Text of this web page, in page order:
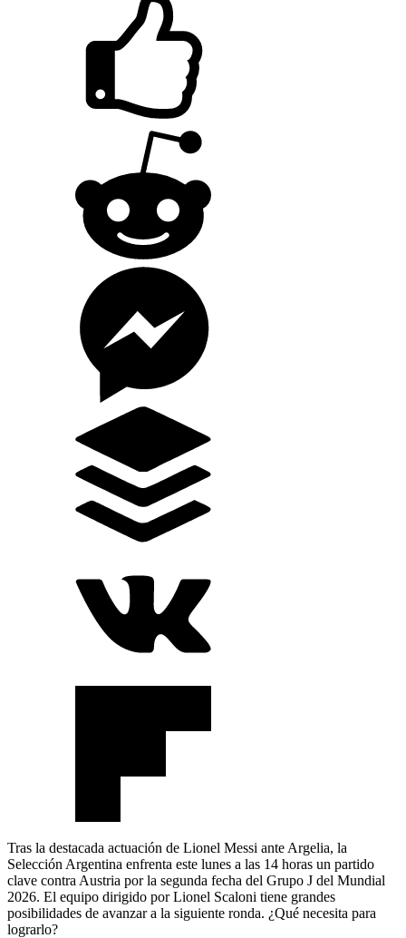
Tras la destacada actuación de Lionel Messi ante Argelia, la
Selección Argentina enfrenta este lunes a las 14 horas un partido
clave contra Austria por la segunda fecha del Grupo J del Mundial
2026. El equipo dirigido por Lionel Scaloni tiene grandes
posibilidades de avanzar a la siguiente ronda. ¿Qué necesita para
lograrlo?